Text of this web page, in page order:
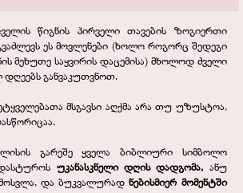
წიგნის პირველი თავების ზოგიერთი
ეს მოვლენები (ხოლო როგორც შედეგი
მეხუთე საყვირის დაცემისა) მხოლოდ ძველი
დღეებს განვაკუთვნოთ.
მსგავსი აღქმა არა თუ უზუსტოა,
გარეშე ყველა ბიბლიური სიმბოლო
უკანასკნელი დღის დადგომა, ანუ
და ბუკვალურადნებისმიერ მომენტში